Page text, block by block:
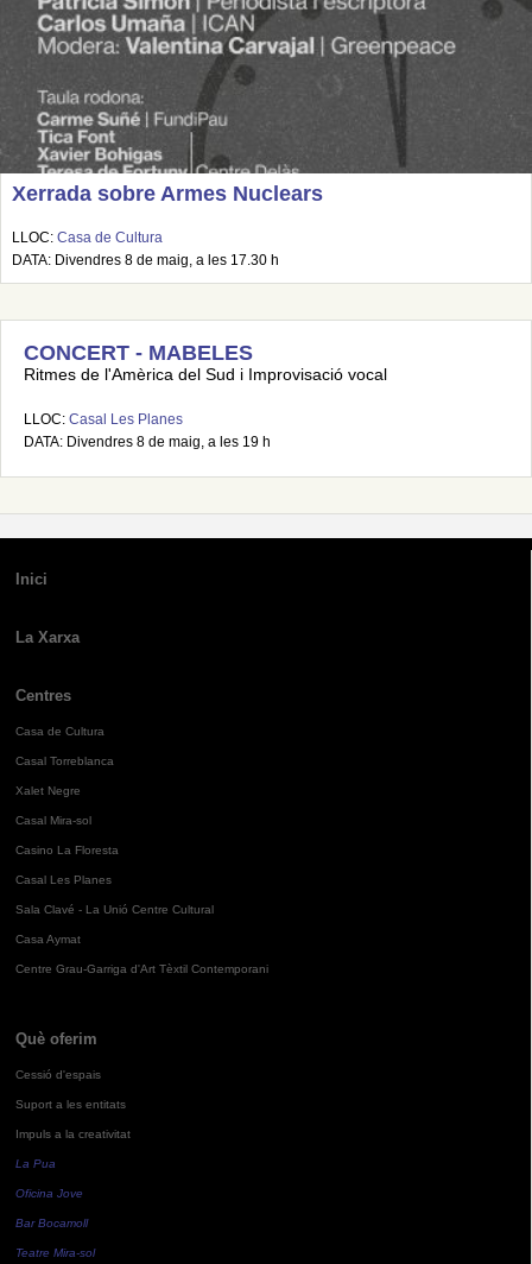
Xerrada sobre Armes Nuclears
LLOC: Casa de Cultura
DATA: Divendres 8 de maig, a les 17.30 h
CONCERT - MABELES
Ritmes de l'Amèrica del Sud i Improvisació vocal
LLOC: Casal Les Planes
DATA: Divendres 8 de maig, a les 19 h
Inici
La Xarxa
Centres
Casa de Cultura
Casal Torreblanca
Xalet Negre
Casal Mira-sol
Casino La Floresta
Casal Les Planes
Sala Clavé - La Unió Centre Cultural
Casa Aymat
Centre Grau-Garriga d'Art Tèxtil Contemporani
Què oferim
Cessió d'espais
Suport a les entitats
Impuls a la creativitat
La Pua
Oficina Jove
Bar Bocamoll
Teatre Mira-sol